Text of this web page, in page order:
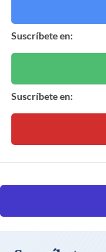
Suscríbete en:
Suscríbete en: